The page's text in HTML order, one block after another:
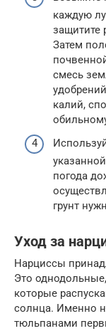
каждую
защитите
Затем
смесь
калий,
погода
грунт
Уход за
Нарциссы
Это
которые
солнца. Именно
тюльпанами